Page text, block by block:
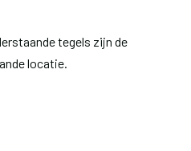
tegels zijn de
locatie.